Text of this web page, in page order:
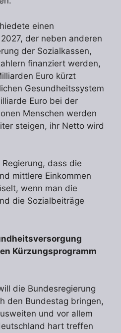
einen
der neben anderen
der Sozialkassen,
finanziert werden,
Euro kürzt
Gesundheitssystem
Euro bei der
Menschen werden
steigen, ihr Netto wird
dass die
mittlere Einkommen
wenn man die
die Sozialbeiträge
Kürzungsprogramm
die Bundesregierung
den Bundestag bringen,
und vor allem
hart treffen